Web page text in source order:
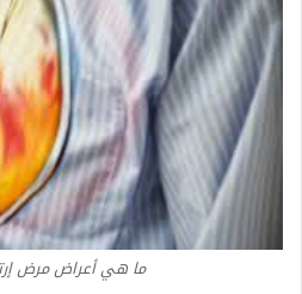
ما هي أعراض مرض